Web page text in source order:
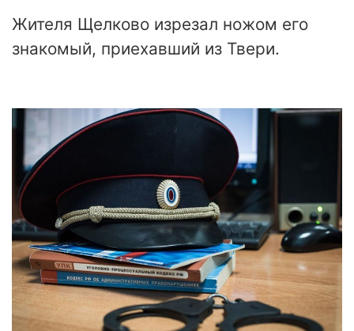
Жителя Щелково изрезал ножом его
знакомый, приехавший из Твери.